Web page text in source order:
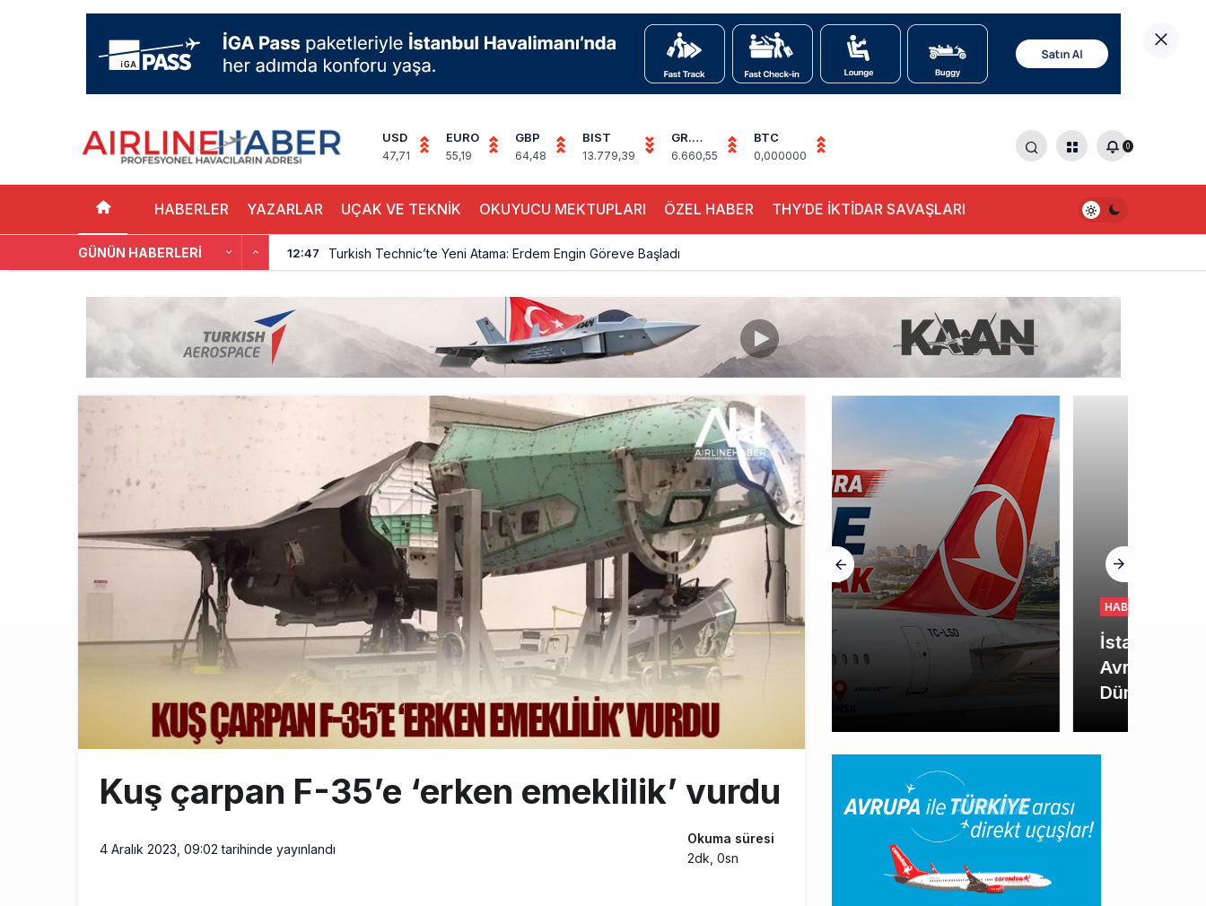
USD
47,71
EURO
55,19
GBP
64,48
BIST
13.779,39
GR.
ALTIN
6.660,55
BTC
0,000000
0
HABERLER YAZARLAR UÇAK VE TEKNİK OKUYUCU MEKTUPLARI ÖZEL HABER THY’DE İKTİDAR SAVAŞLARI
GÜNÜN HABERLERI 12:47 Turkish Technic’te Yeni Atama: Erdem Engin Göreve Başladı
İstanbul Havalimanı Avrupa’nın En Yoğunu Oldu, Dünyada 7’nciliğe Yükseldi
THY’nin Washington Uçağı Bulgaristan Üzerinden Geri Döndü
10:48 TOLUN P’den Yeni Atış Testi: AKINCI Hedefi Tam İsabetle Vurdu
Türkiye’nin Milli Motor Projelerinde Yeni Dönem: TEI TEKNOLOJİ Kuruldu
18:40 SunExpress Günlük Yolcu Rekorunu 72 Bin 340’a Çıkardı
17:59 İstanbul Havalimanı’nın 4. Pistinde İlk Test Uçuşu Yapıldı
Kuş çarpan F-35’e ‘erken emeklilik’ vurdu
4 Aralık 2023, 09:02 tarihinde yayınlandı
Okuma süresi
2dk, 0sn
HABERLER
İstanbul Havalimanı
Avrupa’nın En Yoğunu Oldu,
Dünyada 7’nciliğe Yükseldi